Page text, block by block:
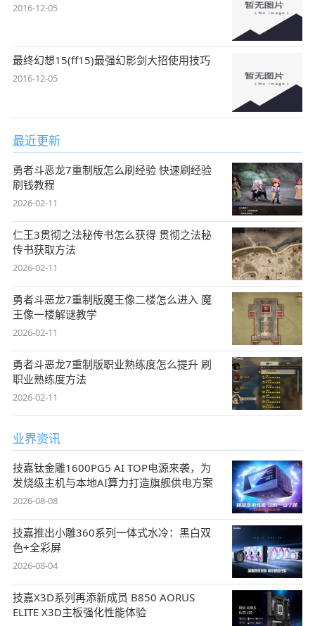
2016-12-05
最终幻想15(ff15)最强幻影剑大招使用技巧
2016-12-05
最近更新
勇者斗恶龙7重制版怎么刷经验 快速刷经验
刷钱教程
2026-02-11
仁王3贯彻之法秘传书怎么获得 贯彻之法秘
传书获取方法
2026-02-11
勇者斗恶龙7重制版魔王像二楼怎么进入 魔
王像一楼解谜教学
2026-02-11
勇者斗恶龙7重制版职业熟练度怎么提升 刷
职业熟练度方法
2026-02-11
业界资讯
技嘉钛金雕1600PG5 AI TOP电源来袭，为
发烧级主机与本地AI算力打造旗舰供电方案
2026-08-08
技嘉推出小雕360系列一体式水冷：黑白双
色+全彩屏
2026-08-04
技嘉X3D系列再添新成员 B850 AORUS
ELITE X3D主板强化性能体验